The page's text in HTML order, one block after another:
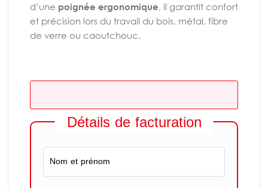
d’une poignée ergonomique, il garantit confort
et précision lors du travail du bois, métal, fibre
de verre ou caoutchouc.
Détails de facturation